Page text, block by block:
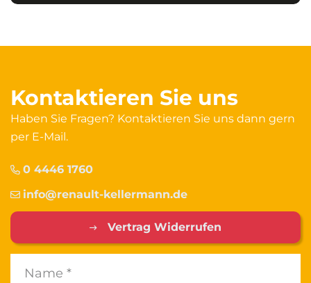
Kontaktieren Sie uns
Haben Sie Fragen? Kontaktieren Sie uns dann gern
per E-Mail.
0 4446 1760
info@renault-kellermann.de
Vertrag Widerrufen